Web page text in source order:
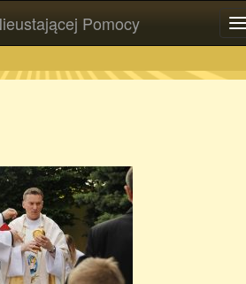
Pomocy